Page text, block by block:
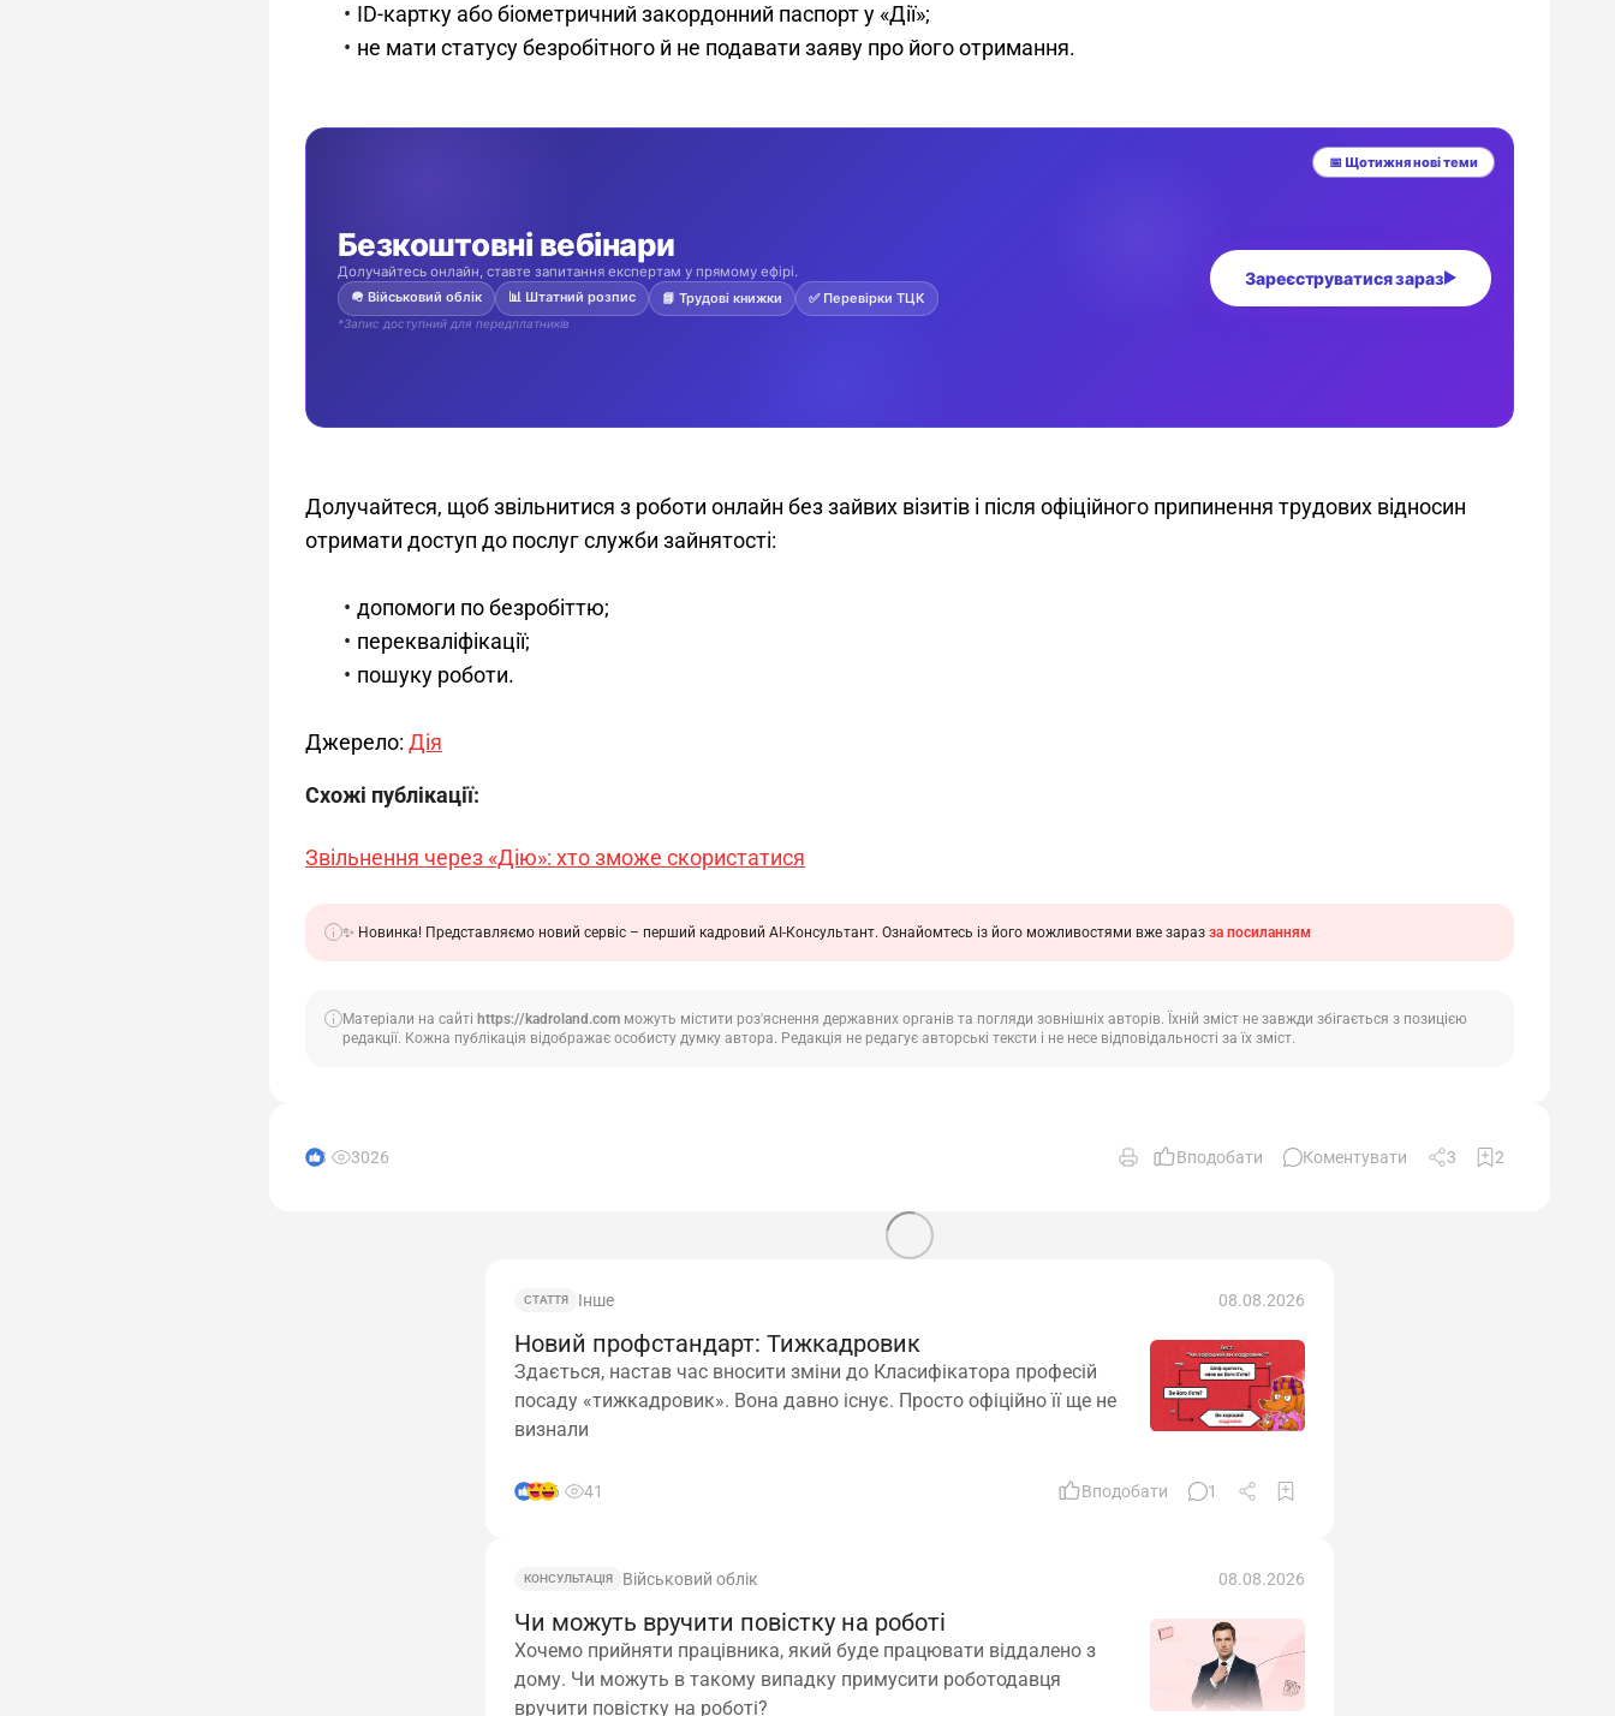
ID-картку або біометричний закордонний паспорт у «Дії»;
не мати статусу безробітного й не подавати заяву про його отримання.
Долучайтеся, щоб звільнитися з роботи онлайн без зайвих візитів і після офіційного припинення трудових відносин
отримати доступ до послуг служби зайнятості:
допомоги по безробіттю;
перекваліфікації;
пошуку роботи.
Джерело: Дія
Схожі публікації:
Звільнення через «Дію»: хто зможе скористатися
✨ Новинка! Представляємо новий сервіс – перший кадровий АІ-Консультант. Ознайомтесь із його можливостями вже зараз за посиланням
Матеріали на сайті https://kadroland.com можуть містити роз'яснення державних органів та погляди зовнішніх авторів. Їхній зміст не завжди збігається з позицією
редакції. Кожна публікація відображає особисту думку автора. Редакція не редагує авторські тексти і не несе відповідальності за їх зміст.
3 3026 Вподобати Коментувати 3 2
СТАТТЯ Інше 08.08.2026
Новий профстандарт: Тижкадровик
Здається, настав час вносити зміни до Класифікатора професій
посаду «тижкадровик». Вона давно існує. Просто офіційно її ще не
визнали
6 41 Вподобати 1
КОНСУЛЬТАЦІЯ Військовий облік 08.08.2026
Чи можуть вручити повістку на роботі
Хочемо прийняти працівника, який буде працювати віддалено з
дому. Чи можуть в такому випадку примусити роботодавця
вручити повістку на роботі?